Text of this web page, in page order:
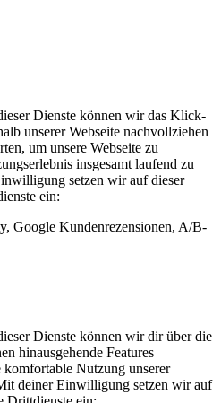
Dienste können wir das Klick-
unserer Webseite nachvollziehen
um unsere Webseite zu
insgesamt laufend zu
setzen wir auf dieser
ein:
Google Kundenrezensionen, A/B-
Dienste können wir dir über die
hinausgehende Features
Nutzung unserer
deiner Einwilligung setzen wir auf